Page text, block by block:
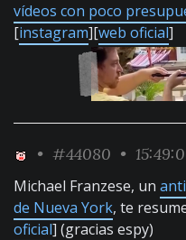
vídeos con poco
[instagram][web oficial]
• #44080 •
Michael Franzese, un
de Nueva York, te
oficial] (gracias espy)